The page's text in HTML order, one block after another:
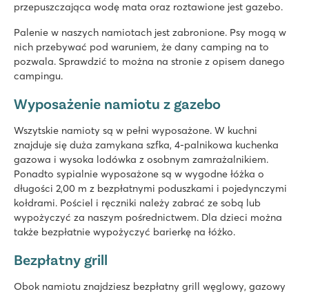
przepuszczająca wodę mata oraz roztawione jest gazebo.
Palenie w naszych namiotach jest zabronione. Psy mogą w
nich przebywać pod waruniem, że dany camping na to
pozwala. Sprawdzić to można na stronie z opisem danego
campingu.
Wyposażenie namiotu z gazebo
Wszytskie namioty są w pełni wyposażone. W kuchni
znajduje się duża zamykana szfka, 4-palnikowa kuchenka
gazowa i wysoka lodówka z osobnym zamrażalnikiem.
Ponadto sypialnie wyposażone są w wygodne łóżka o
długości 2,00 m z bezpłatnymi poduszkami i pojedynczymi
kołdrami. Pościel i ręczniki należy zabrać ze sobą lub
wypożyczyć za naszym pośrednictwem. Dla dzieci można
także bezpłatnie wypożyczyć barierkę na łóżko.
Bezpłatny grill
Obok namiotu znajdziesz bezpłatny grill węglowy, gazowy